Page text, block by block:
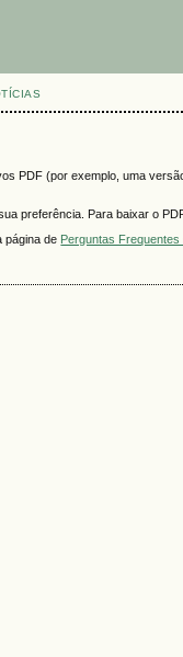
PDF (por exemplo, uma
preferência. Para baixar o
página de Perguntas